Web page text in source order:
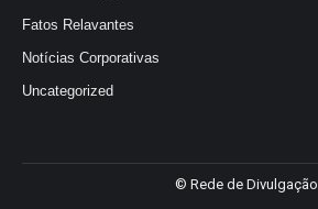
Fatos Relavantes
Notícias Corporativas
Uncategorized
© Rede de Divulgação